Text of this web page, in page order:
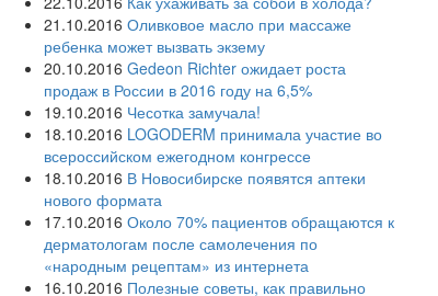
21.10.2016 Оливковое масло при массаже
ребенка может вызвать экзему
20.10.2016 Gedeon Richter ожидает роста
продаж в России в 2016 году на 6,5%
19.10.2016 Чесотка замучала!
18.10.2016 LOGODERM принимала участие во
всероссийском ежегодном конгрессе
18.10.2016 В Новосибирске появятся аптеки
нового формата
17.10.2016 Около 70% пациентов обращаются к
дерматологам после самолечения по
«народным рецептам» из интернета
16.10.2016 Полезные советы, как правильно